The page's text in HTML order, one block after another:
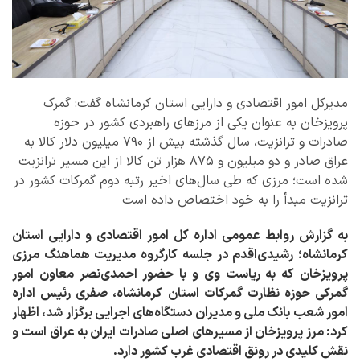
مدیرکل امور اقتصادی و دارایی استان کرمانشاه گفت: گمرک
پرویزخان به عنوان یکی از مرزهای راهبردی کشور در حوزه
صادرات و ترانزیت، سال گذشته بیش از ۷۹۰ میلیون دلار کالا به
عراق صادر و دو میلیون و ۸۷۵ هزار تن کالا از این مسیر ترانزیت
شده است؛ مرزی که طی سال‌های اخیر رتبه دوم گمرکات کشور در
ترانزیت مبدأ را به خود اختصاص داده است
به گزارش روابط عمومی اداره کل امور اقتصادی و دارایی استان
کرمانشاه؛ رشیدی‌اقدم در جلسه کارگروه مدیریت هماهنگ مرزی
پرویزخان که به ریاست وی و با حضور احمدی‌نصر معاون امور
گمرکی حوزه نظارت گمرکات استان کرمانشاه، صفری رئیس اداره
امور شعب بانک ملی و مدیران دستگاه‌های اجرایی برگزار شد، اظهار
کرد: مرز پرویزخان از مسیرهای اصلی صادرات ایران به عراق است و
نقش کلیدی در رونق اقتصادی غرب کشور دارد.